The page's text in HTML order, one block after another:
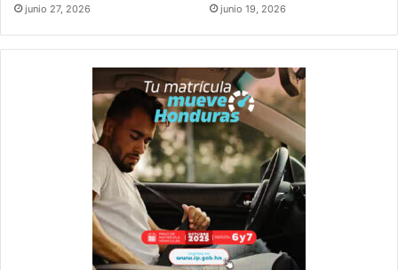
junio 27, 2026 junio 19, 2026